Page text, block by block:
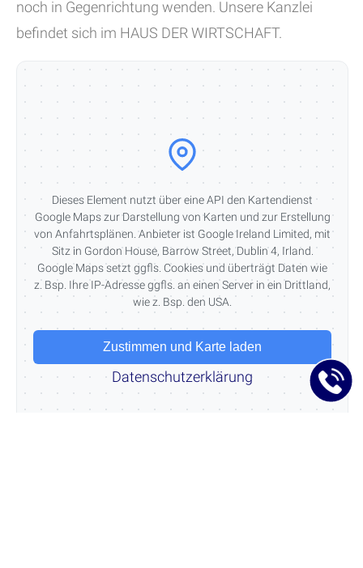
noch in Gegenrichtung wenden. Unsere Kanzlei
befindet sich im HAUS DER WIRTSCHAFT.
Dieses Element nutzt über eine API den Kartendienst
Google Maps zur Darstellung von Karten und zur Erstellung
von Anfahrtsplänen. Anbieter ist Google Ireland Limited, mit
Sitz in Gordon House, Barrow Street, Dublin 4, Irland.
Google Maps setzt ggfls. Cookies und überträgt Daten wie
z. Bsp. Ihre IP-Adresse ggfls. an einen Server in ein Drittland,
wie z. Bsp. den USA.
Zustimmen und Karte laden
Datenschutzerklärung